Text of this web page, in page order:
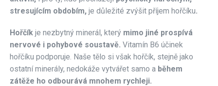
stresujícím obdobím, je důležité zvýšit příjem hořčíku.
Hořčík je nezbytný minerál, který mimo jiné prospívá
nervové i pohybové soustavě. Vitamín B6 účinek
hořčíku podporuje. Naše tělo si však hořčík, stejně jako
ostatní minerály, nedokáže vytvářet samo a během
zátěže ho odbourává mnohem rychleji.